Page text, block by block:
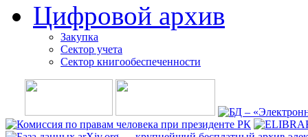
Цифровой архив
Закупка
Сектор учета
Сектор книгообеспеченности